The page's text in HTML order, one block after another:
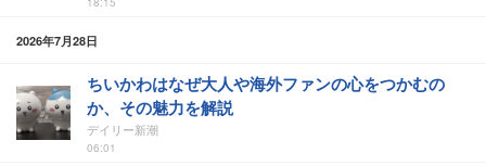
2026年7月28日
ちいかわはなぜ大人や海外ファンの心をつかむの
か、その魅力を解説
デイリー新潮
06:01